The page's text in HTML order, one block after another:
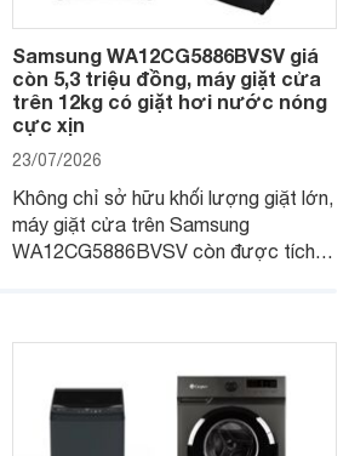
Samsung WA12CG5886BVSV giá
còn 5,3 triệu đồng, máy giặt cửa
trên 12kg có giặt hơi nước nóng
cực xịn
23/07/2026
Không chỉ sở hữu khối lượng giặt lớn,
máy giặt cửa trên Samsung
WA12CG5886BVSV còn được tích